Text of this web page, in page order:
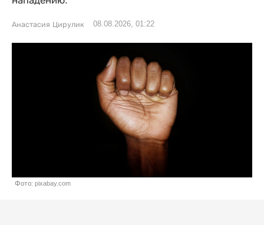
Анастасия Цирулик 08.08.2026, 01:22
Фото: pixabay.com